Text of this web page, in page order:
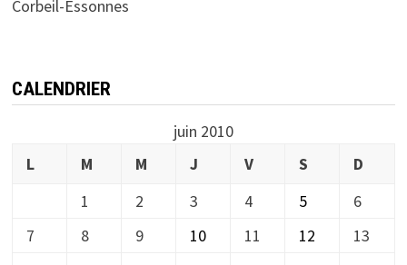
Corbeil-Essonnes
CALENDRIER
juin 2010
L
M M J V S
D
1
2 3 4 5
6
7
8 9 10 11 12
13